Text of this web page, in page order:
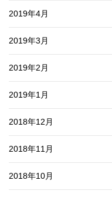
2019年4月
2019年3月
2019年2月
2019年1月
2018年12月
2018年11月
2018年10月